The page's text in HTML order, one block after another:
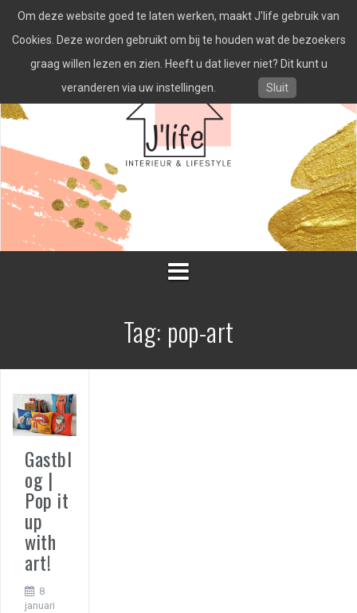
naar
inhoud
Tag: pop-art
Gastbl
og |
Pop it
up
with
art!
8
januari
Om deze website goed te laten werken, maakt J'life gebruik van
Cookies. Deze worden gebruikt om bij te houden wat de bezoekers
graag willen lezen en zien. Heeft u dat liever niet? Dit kunt u
veranderen via uw instellingen.
Sluit